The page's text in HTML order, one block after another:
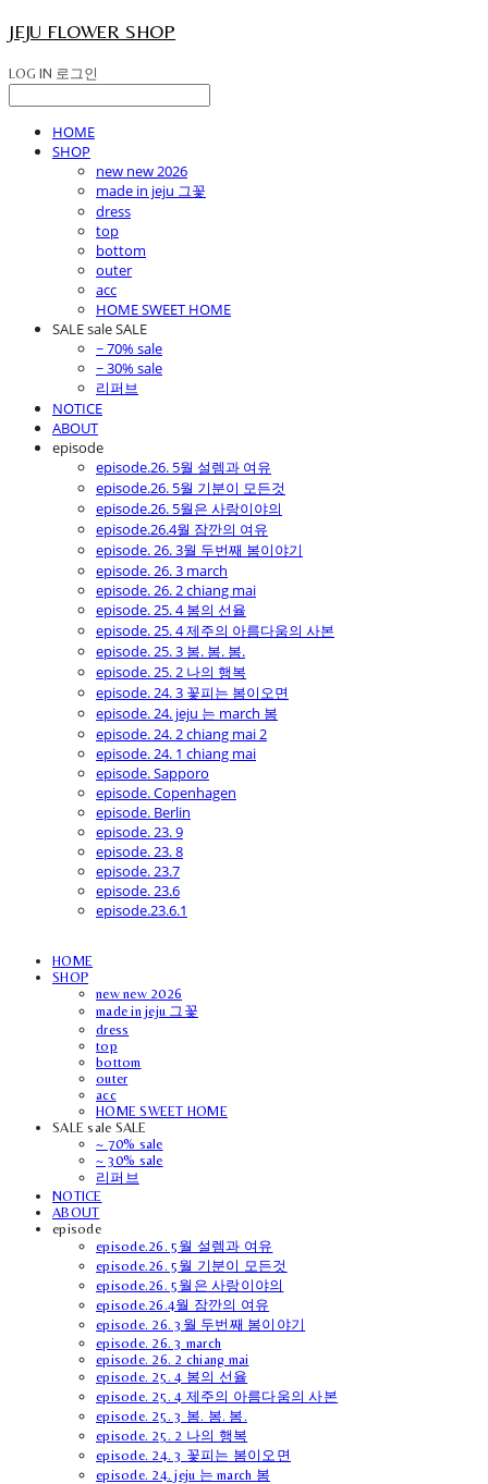
JEJU FLOWER SHOP
LOG IN 로그인
HOME
SHOP
new new 2026
made in jeju 그꽃
dress
top
bottom
outer
acc
HOME SWEET HOME
SALE sale SALE
~ 70% sale
~ 30% sale
리퍼브
NOTICE
ABOUT
episode
episode.26. 5월 설렘과 여유
episode.26. 5월 기분이 모든것
episode.26. 5월은 사랑이야의
episode.26.4월 잠깐의 여유
episode. 26. 3월 두번째 봄이야기
episode. 26. 3 march
episode. 26. 2 chiang mai
episode. 25. 4 봄의 선율
episode. 25. 4 제주의 아름다움의 사본
episode. 25. 3 봄. 봄. 봄.
episode. 25. 2 나의 행복
episode. 24. 3 꽃피는 봄이오면
episode. 24. jeju 는 march 봄
episode. 24. 2 chiang mai 2
episode. 24. 1 chiang mai
episode. Sapporo
episode. Copenhagen
episode. Berlin
episode. 23. 9
episode. 23. 8
episode. 23.7
episode. 23.6
episode.23.6.1
HOME
SHOP
new new 2026
made in jeju 그꽃
dress
top
bottom
outer
acc
HOME SWEET HOME
SALE sale SALE
~ 70% sale
~ 30% sale
리퍼브
NOTICE
ABOUT
episode
episode.26. 5월 설렘과 여유
episode.26. 5월 기분이 모든것
episode.26. 5월은 사랑이야의
episode.26.4월 잠깐의 여유
episode. 26. 3월 두번째 봄이야기
episode. 26. 3 march
episode. 26. 2 chiang mai
episode. 25. 4 봄의 선율
episode. 25. 4 제주의 아름다움의 사본
episode. 25. 3 봄. 봄. 봄.
episode. 25. 2 나의 행복
episode. 24. 3 꽃피는 봄이오면
episode. 24. jeju 는 march 봄